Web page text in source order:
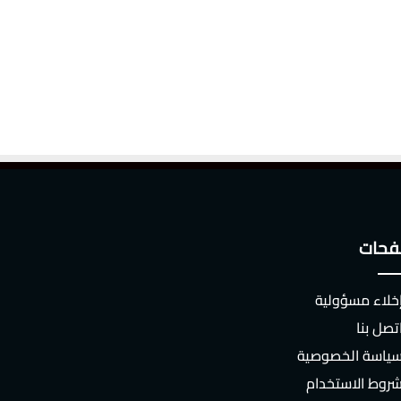
مسؤولية
اتصل بنا
الخصوصية
شروط الاستخدام